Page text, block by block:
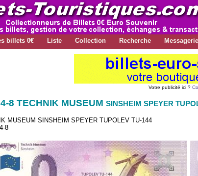
billets 0€ Liste Collection Recherche Messagerie
Votre publicité ici ?
8 TECHNIK MUSEUM SINSHEIM SPEYER
MUSEUM SINSHEIM SPEYER TUPOLEV TU-144
8